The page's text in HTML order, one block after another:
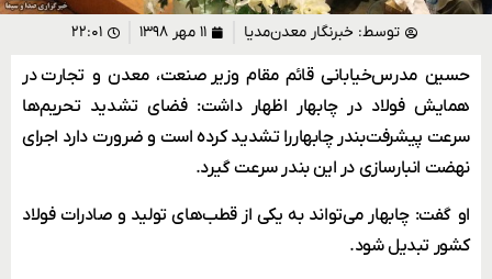
توسط: خبرنگار معدن‌مدیا ۱۱ مهر ۱۳۹۸ ۲۲:۰۱
حسین مدرس‌خیابانی قائم مقام وزیر صنعت، معدن و تجارت در
همایش فولاد در چابهار اظهار داشت: فضای تشدید تحریم‌ها
سرعت پیشرفت بندر چابهار را تشدید کرده است و ضرورت دارد اجرای
نهضت انبارسازی در این بندر سرعت گیرد.
او گفت: چابهار می‌تواند به یکی از قطب‌های تولید و صادرات فولاد
کشور تبدیل شود.